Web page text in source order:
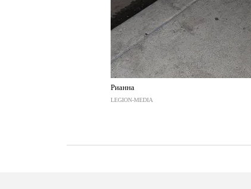
Рианна
LEGION-MEDIA